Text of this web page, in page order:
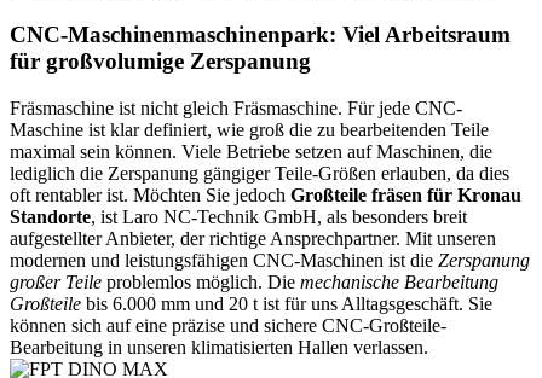
CNC-Maschinenmaschinenpark: Viel Arbeitsraum
für großvolumige Zerspanung
Fräsmaschine ist nicht gleich Fräsmaschine. Für jede CNC-
Maschine ist klar definiert, wie groß die zu bearbeitenden Teile
maximal sein können. Viele Betriebe setzen auf Maschinen, die
lediglich die Zerspanung gängiger Teile-Größen erlauben, da dies
oft rentabler ist. Möchten Sie jedoch Großteile fräsen für Kronau
Standorte, ist Laro NC-Technik GmbH, als besonders breit
aufgestellter Anbieter, der richtige Ansprechpartner. Mit unseren
modernen und leistungsfähigen CNC-Maschinen ist die Zerspanung
großer Teile problemlos möglich. Die mechanische Bearbeitung
Großteile bis 6.000 mm und 20 t ist für uns Alltagsgeschäft. Sie
können sich auf eine präzise und sichere CNC-Großteile-
Bearbeitung in unseren klimatisierten Hallen verlassen.